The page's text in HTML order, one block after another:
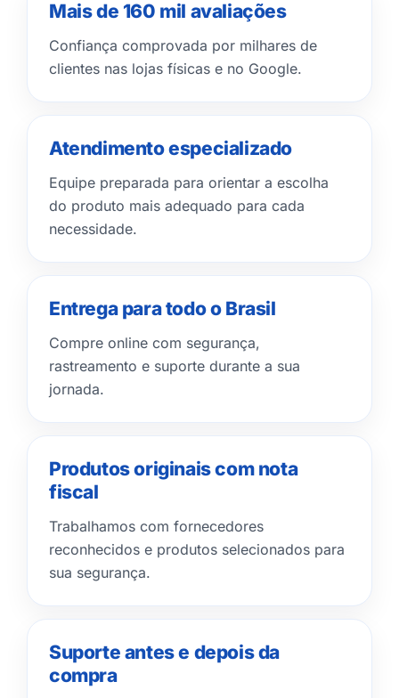
Mais de 160 mil avaliações
Confiança comprovada por milhares de
clientes nas lojas físicas e no Google.
Atendimento especializado
Equipe preparada para orientar a escolha
do produto mais adequado para cada
necessidade.
Entrega para todo o Brasil
Compre online com segurança,
rastreamento e suporte durante a sua
jornada.
Produtos originais com nota
fiscal
Trabalhamos com fornecedores
reconhecidos e produtos selecionados para
sua segurança.
Suporte antes e depois da
compra